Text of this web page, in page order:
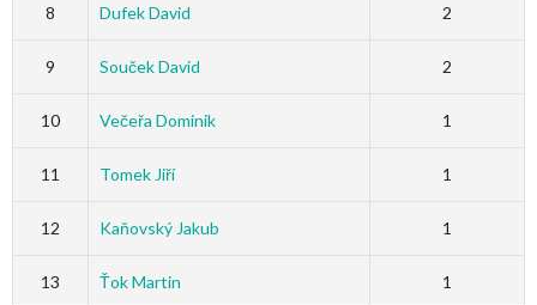
8 Dufek David 2
9 Souček David 2
10 Večeřa Dominik 1
11 Tomek Jiří 1
12 Kaňovský Jakub 1
13 Ťok Martin 1